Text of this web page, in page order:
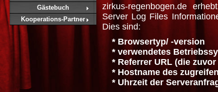
Gästebuch
Kooperations-Partner
zirkus-regenbogen.de
Server Log Files
Dies sind:
* Browsertyp/ -version
* verwendetes
* Referrer URL (die zuvor
* Hostname des
* Uhrzeit der